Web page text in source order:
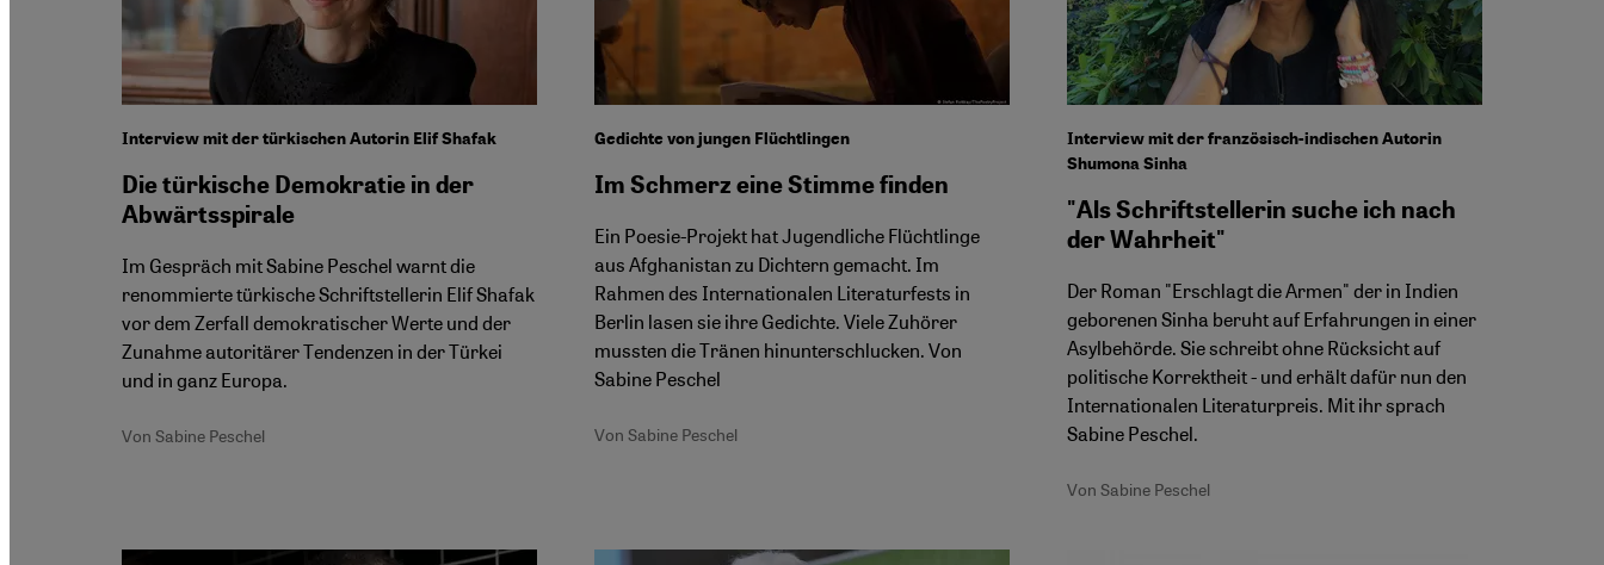
Interview mit der türkischen Autorin Elif Shafak
Die türkische Demokratie in der
Abwärtsspirale
Im Gespräch mit Sabine Peschel warnt die
renommierte türkische Schriftstellerin Elif Shafak
vor dem Zerfall demokratischer Werte und der
Zunahme autoritärer Tendenzen in der Türkei
und in ganz Europa.
Von Sabine Peschel
Gedichte von jungen Flüchtlingen
Im Schmerz eine Stimme finden
Ein Poesie-Projekt hat Jugendliche Flüchtlinge
aus Afghanistan zu Dichtern gemacht. Im
Rahmen des Internationalen Literaturfests in
Berlin lasen sie ihre Gedichte. Viele Zuhörer
mussten die Tränen hinunterschlucken. Von
Sabine Peschel
Von Sabine Peschel
Interview mit der französisch-indischen Autorin
Shumona Sinha
"Als Schriftstellerin suche ich nach
der Wahrheit"
Der Roman "Erschlagt die Armen" der in Indien
geborenen Sinha beruht auf Erfahrungen in einer
Asylbehörde. Sie schreibt ohne Rücksicht auf
politische Korrektheit - und erhält dafür nun den
Internationalen Literaturpreis. Mit ihr sprach
Sabine Peschel.
Von Sabine Peschel